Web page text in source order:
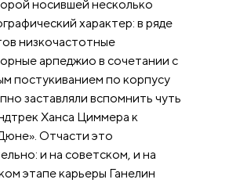
носившей несколько
характер: в ряде
низкочастотные
арпеджио в сочетании с
постукиванием по корпусу
заставляли вспомнить чуть
Ханса Циммера к
Отчасти это
и на советском, и на
этапе карьеры Ганелин